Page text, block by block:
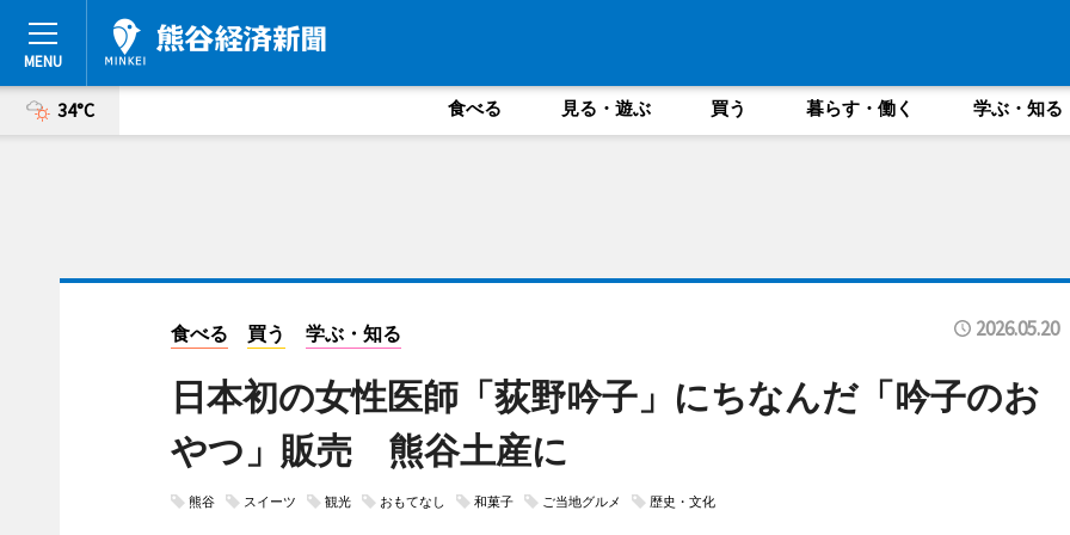
34°C 食べる 見る・遊ぶ 買う 暮らす・働く 学ぶ・知る
食べる 買う 学ぶ・知る 2026.05.20
日本初の女性医師「荻野吟子」にちなんだ「吟子のお
やつ」販売 熊谷土産に
熊谷 スイーツ 観光 おもてなし 和菓子 ご当地グルメ 歴史・文化